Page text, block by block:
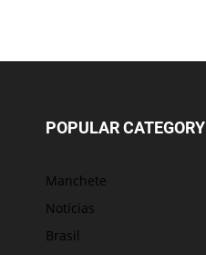
POPULAR CATEGORY
Manchete
Notícias
Brasil